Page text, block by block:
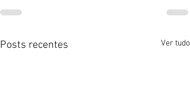
Posts recentes Ver tudo